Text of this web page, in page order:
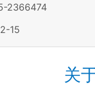
2366474
15
关